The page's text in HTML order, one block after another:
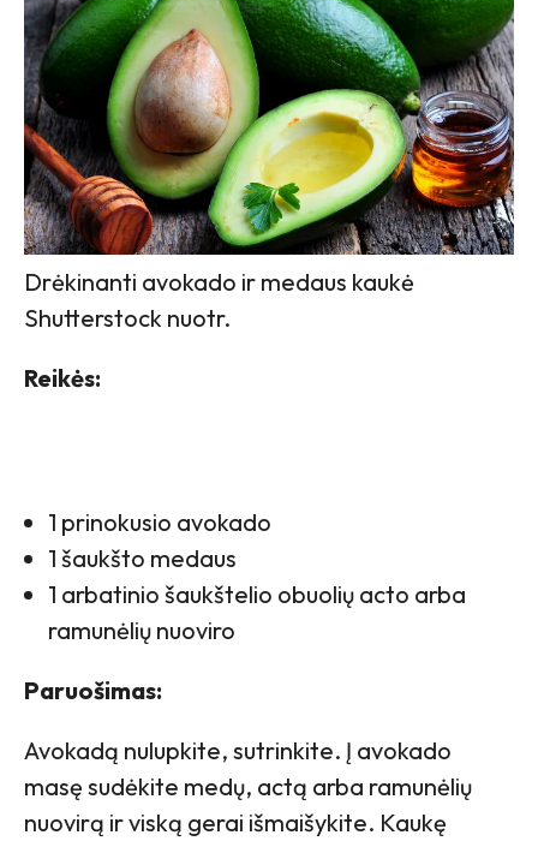
Drėkinanti avokado ir medaus kaukė
Shutterstock nuotr.
Reikės:
1 prinokusio avokado
1 šaukšto medaus
1 arbatinio šaukštelio obuolių acto arba
ramunėlių nuoviro
Paruošimas:
Avokadą nulupkite, sutrinkite. Į avokado
masę sudėkite medų, actą arba ramunėlių
nuovirą ir viską gerai išmaišykite. Kaukę